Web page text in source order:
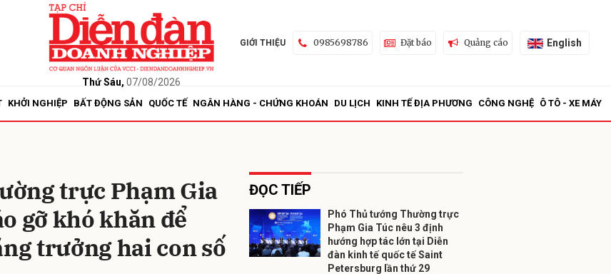
Thứ Sáu, 07/08/2026
GIỚI THIỆU 0985698786 Đặt báo Quảng cáo English
KHỞI NGHIỆP BẤT ĐỘNG SẢN QUỐC TẾ NGÂN HÀNG - CHỨNG KHOÁN DU LỊCH KINH TẾ ĐỊA PHƯƠNG CÔNG NGHỆ Ô TÔ - XE MÁY
trực Phạm Gia
gỡ khó khăn để
trưởng hai con số
ĐỌC TIẾP
Phó Thủ tướng Thường trực
Phạm Gia Túc nêu 3 định
hướng hợp tác lớn tại Diễn
đàn kinh tế quốc tế Saint
Petersburg lần thứ 29
Hủy Gửi